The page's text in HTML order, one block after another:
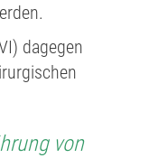
dagegen
von